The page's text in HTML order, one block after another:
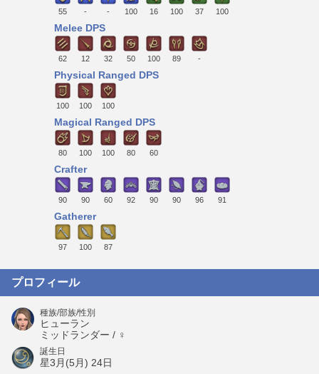
55 - - 100 16 100 37 100
Melee DPS
62 12 32 50 100 89 -
Physical Ranged DPS
100 100 100
Magical Ranged DPS
80 100 100 80 60
Crafter
90 90 60 92 90 90 96 91
Gatherer
97 100 87
プロフィール
種族/部族/性別
ヒューラン
ミッドランダー / ♀
誕生日
星3月(5月) 24日